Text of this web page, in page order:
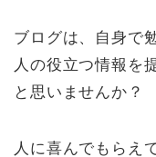
ブログは、自身で
人の役立つ情報を
と思いませんか？
人に喜んでもらえ